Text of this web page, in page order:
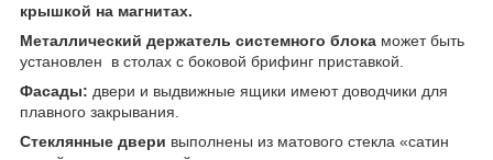
крышкой на магнитах.
Металлический держатель системного блока может быть
установлен в столах с боковой брифинг приставкой.
Фасады: двери и выдвижные ящики имеют доводчики для
плавного закрывания.
Стеклянные двери выполнены из матового стекла «сатин